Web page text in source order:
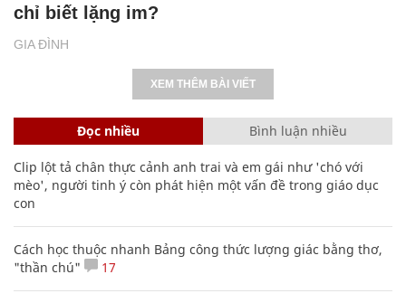
GIA ĐÌNH
chỉ biết lặng im?
XEM THÊM BÀI VIẾT
Đọc nhiều Bình luận nhiều
Clip lột tả chân thực cảnh anh trai và em gái như 'chó với
mèo', người tinh ý còn phát hiện một vấn đề trong giáo dục
con
Cách học thuộc nhanh Bảng công thức lượng giác bằng thơ,
"thần chú"
17